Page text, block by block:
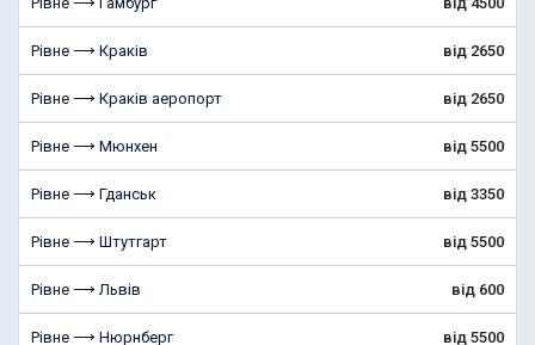
Рівне ⟶ Краків від 2650
Рівне ⟶ Краків аеропорт від 2650
Рівне ⟶ Мюнхен від 5500
Рівне ⟶ Гданськ від 3350
Рівне ⟶ Штутгарт від 5500
Рівне ⟶ Львів від 600
Рівне ⟶ Нюрнберг від 5500